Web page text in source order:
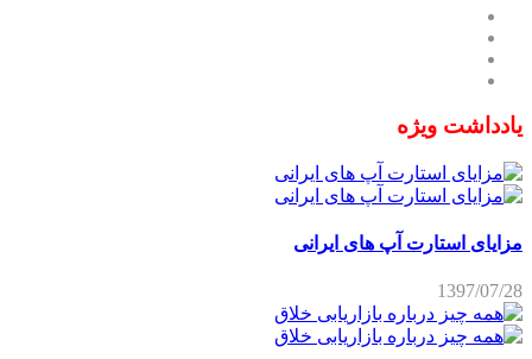
یادداشت ویژه
مزایای استارت آپ های ایرانی
1397/07/28